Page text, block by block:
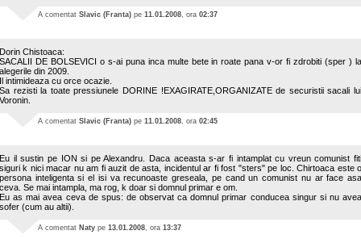
A comentat Slavic (Franta) pe 11.01.2008, ora 02:37
Dorin Chistoaca:
SACALII DE BOLSEVICI o s-ai puna inca multe bete in roate pana v-or fi zdrobiti (sper ) la
alegerile din 2009.
Il intimideaza cu orce ocazie.
Sa rezisti la toate pressiunele DORINE !EXAGIRATE,ORGANIZATE de securistii sacali lui
Voronin.
A comentat Slavic (Franta) pe 11.01.2008, ora 02:45
Eu il sustin pe ION si pe Alexandru. Daca aceasta s-ar fi intamplat cu vreun comunist fiti
siguri k nici macar nu am fi auzit de asta, incidentul ar fi fost "sters" pe loc. Chirtoaca este o
persona inteligenta si el isi va recunoaste greseala, pe cand un comunist nu ar face asa
ceva. Se mai intampla, ma rog, k doar si domnul primar e om.
Eu as mai avea ceva de spus: de observat ca domnul primar conducea singur si nu avea
sofer (cum au altii).
A comentat Naty pe 13.01.2008, ora 13:37